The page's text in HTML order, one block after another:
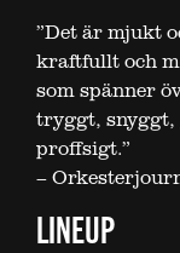
”Det är mjukt
kraftfullt och
som spänner
tryggt, snyggt,
proffsigt.”
–
LINEUP